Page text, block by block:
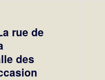
rue de
des